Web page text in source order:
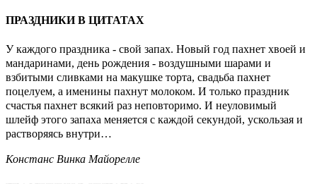
ПРАЗДНИКИ В ЦИТАТАХ
У каждого праздника - свой запах. Новый год пахнет хвоей и
мандаринами, день рождения - воздушными шарами и
взбитыми сливками на макушке торта, свадьба пахнет
поцелуем, а именины пахнут молоком. И только праздник
счастья пахнет всякий раз неповторимо. И неуловимый
шлейф этого запаха меняется с каждой секундой, ускользая и
растворяясь внутри…
Констанс Винка Майорелле